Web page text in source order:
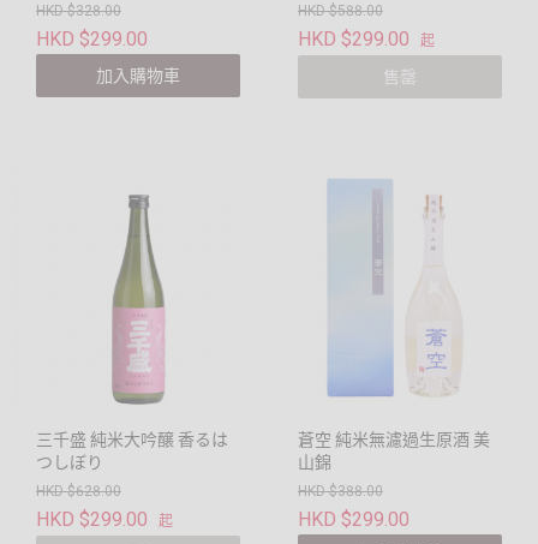
HKD $328.00
HKD $299.00
加入購物車
HKD $588.00
HKD $299.00 起
售罄
三千盛 純米大吟醸 香るは
つしぼり
HKD $628.00
HKD $299.00 起
蒼空 純米無濾過生原酒 美
山錦
HKD $388.00
HKD $299.00